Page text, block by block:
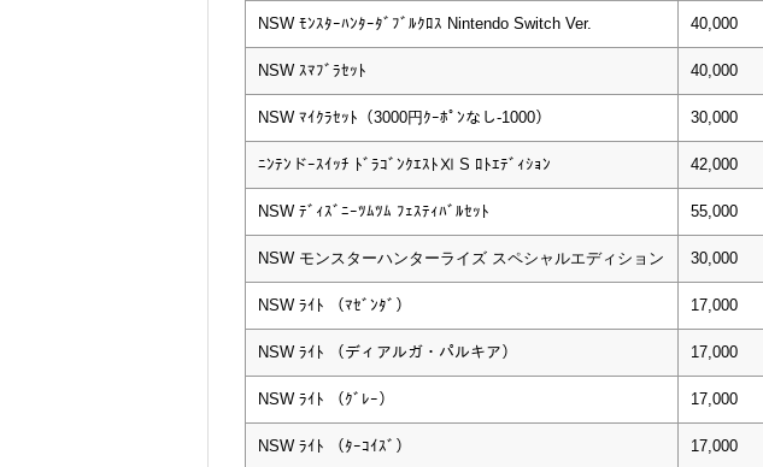
NSW ﾓﾝｽﾀｰﾊﾝﾀｰﾀﾞﾌﾞﾙｸﾛｽ Nintendo Switch Ver. 40,000
NSW ｽﾏﾌﾞﾗｾｯﾄ 40,000
NSW ﾏｲｸﾗｾｯﾄ（3000円ｸｰﾎﾟﾝなし-1000） 30,000
ﾆﾝﾃﾝドｰｽｲｯﾁ ﾄﾞﾗｺﾞﾝｸｴｽﾄⅪ S ﾛﾄｴﾃﾞｨｼｮﾝ 42,000
NSW ﾃﾞｨｽﾞﾆｰﾂﾑﾂﾑ ﾌｪｽﾃｨﾊﾞﾙｾｯﾄ 55,000
NSW モンスターハンターライズ スペシャルエディション 30,000
NSW ﾗｲﾄ （ﾏｾﾞﾝﾀﾞ） 17,000
NSW ﾗｲﾄ （ディアルガ・パルキア） 17,000
NSW ﾗｲﾄ （ｸﾞﾚｰ） 17,000
NSW ﾗｲﾄ （ﾀｰｺｲｽﾞ） 17,000